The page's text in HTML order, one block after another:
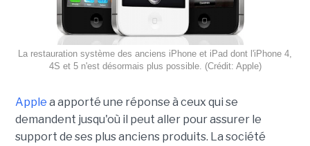
La restauration système des anciens iPhone et iPad dont l'iPhone 4,
4S et 5 n'est désormais plus possible. (Crédit: Apple)
Apple a apporté une réponse à ceux qui se
demandent jusqu'où il peut aller pour assurer le
support de ses plus anciens produits. La société